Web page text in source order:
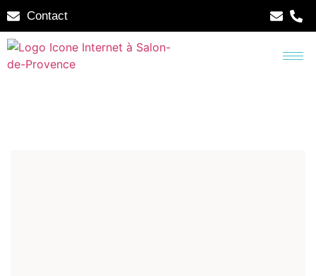
Contact